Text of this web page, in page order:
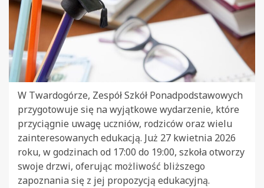
W Twardogórze, Zespół Szkół Ponadpodstawowych
przygotowuje się na wyjątkowe wydarzenie, które
przyciągnie uwagę uczniów, rodziców oraz wielu
zainteresowanych edukacją. Już 27 kwietnia 2026
roku, w godzinach od 17:00 do 19:00, szkoła otworzy
swoje drzwi, oferując możliwość bliższego
zapoznania się z jej propozycją edukacyjną.